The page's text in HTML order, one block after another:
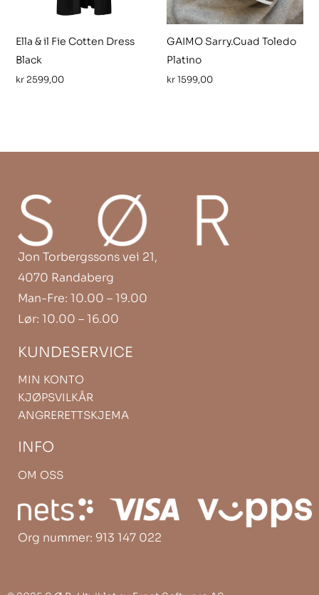
Ella & il Fie Cotten Dress
Black
kr2599,00
GAIMO Sarry.Cuad Toledo
Platino
kr1599,00
Jon Torbergssons vei 21,
4070 Randaberg
Man-Fre: 10.00 – 19.00
Lør: 10.00 – 16.00
KUNDESERVICE
MIN KONTO
KJØPSVILKÅR
ANGRERETTSKJEMA
INFO
OM OSS
Org nummer: 913 147 022